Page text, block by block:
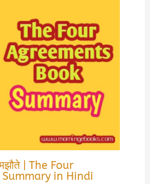
| The Four
in Hindi